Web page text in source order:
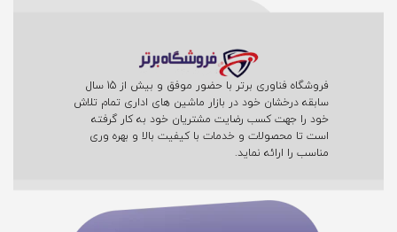
فروشگاه فناوری برتر با حضور موفق و بیش از 15 سال
سابقه درخشان خود در بازار ماشین های اداری تمام تلاش
خود را جهت کسب رضایت مشتریان خود به کار گرفته
است تا محصولات و خدمات با کیفیت بالا و بهره وری
مناسب را ارائه نماید.